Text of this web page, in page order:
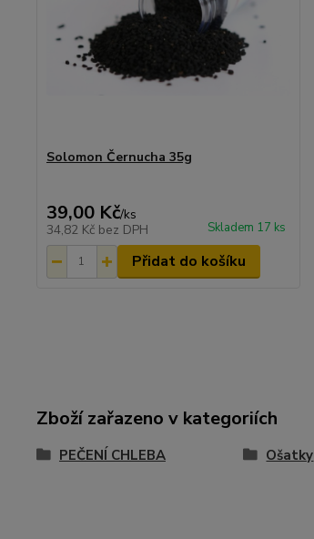
Solomon Černucha 35g
39,00 Kč/ks
34,82 Kč bez DPH Skladem 17 ks
Přidat do košíku
Zboží zařazeno v kategoriích
PEČENÍ CHLEBA Ošatky